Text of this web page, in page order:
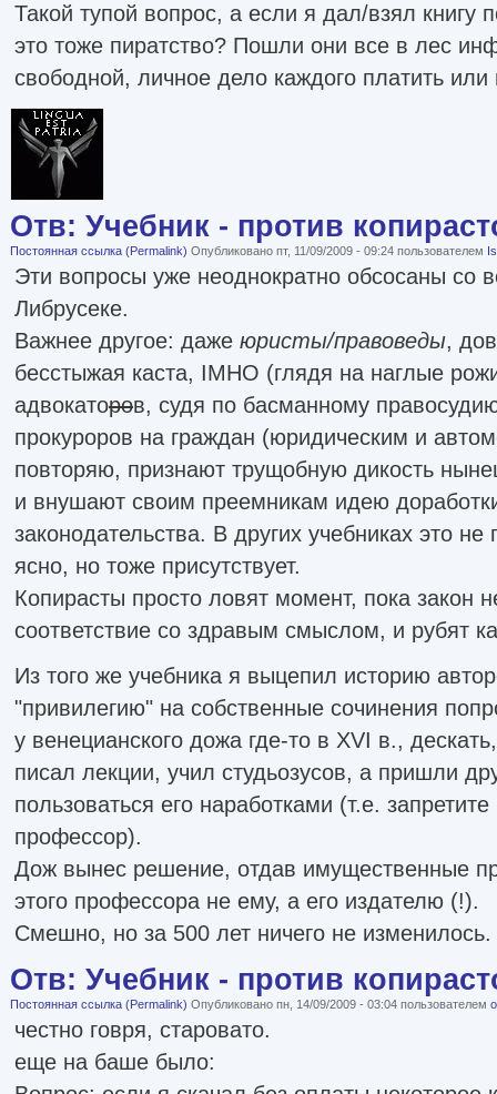
Такой тупой вопрос, а если я дал/взял книгу
это тоже пиратство? Пошли они все в лес
свободной, личное дело каждого платить или
Отв: Учебник - против
Постоянная ссылка (Permalink) Опубликовано пт, 11/09/2009 - 09:24 пользователем
Эти вопросы уже неоднократно обсосаны со
Либрусеке.
Важнее другое: даже юристы/правоведы,
бесстыжая каста, IMHO (глядя на наглые
адвокаторов, судя по басманному
прокуроров на граждан (юридическим и
повторяю, признают трущобную дикость
и внушают своим преемникам идею
законодательства. В других учебниках это не
ясно, но тоже присутствует.
Копирасты просто ловят момент, пока закон
соответствие со здравым смыслом, и рубят
Из того же учебника я выцепил историю
"привилегию" на собственные сочинения
у венецианского дожа где-то в XVI в.,
писал лекции, учил студьозусов, а пришли
пользоваться его наработками (т.е.
профессор).
Дож вынес решение, отдав имущественные
этого профессора не ему, а его издателю (!).
Смешно, но за 500 лет ничего не изменилось.
Отв: Учебник - против
Постоянная ссылка (Permalink) Опубликовано пн, 14/09/2009 - 03:04 пользователем
честно говря, старовато.
еще на баше было: